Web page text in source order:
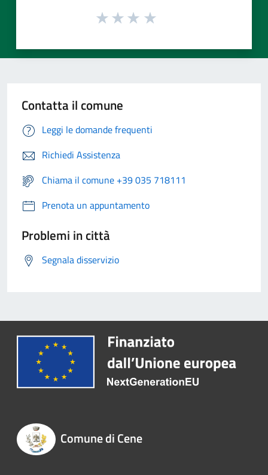
Contatta il comune
Leggi le domande frequenti
Richiedi Assistenza
Chiama il comune +39 035 718111
Prenota un appuntamento
Problemi in città
Segnala disservizio
Comune di Cene